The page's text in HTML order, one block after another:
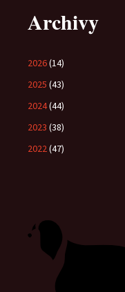
Archivy
2026(14)
2025 (43)
2024(44)
2023 (38)
2022(47)